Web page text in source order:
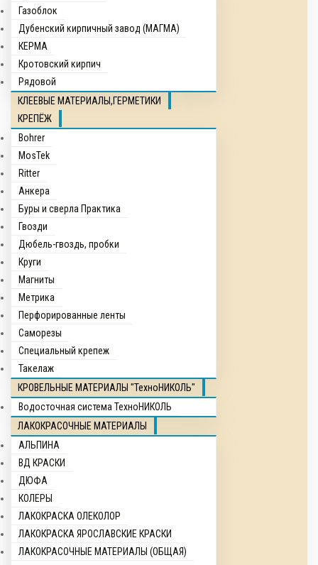
Газоблок
Дубенский кирпичный завод (МАГМА)
КЕРМА
Кротовский кирпич
Рядовой
КЛЕЕВЫЕ МАТЕРИАЛЫ,ГЕРМЕТИКИ
КРЕПЁЖ
Bohrer
MosTek
Ritter
Анкера
Буры и сверла Практика
Гвозди
Дюбель-гвоздь, пробки
Круги
Магниты
Метрика
Перфорированные ленты
Саморезы
Специальный крепеж
Такелаж
КРОВЕЛЬНЫЕ МАТЕРИАЛЫ "ТехноНИКОЛЬ"
Водосточная система ТехноНИКОЛЬ
ЛАКОКРАСОЧНЫЕ МАТЕРИАЛЫ
АЛЬПИНА
ВД КРАСКИ
ДЮФА
КОЛЕРЫ
ЛАКОКРАСКА ОЛЕКОЛОР
ЛАКОКРАСКА ЯРОСЛАВСКИЕ КРАСКИ
ЛАКОКРАСОЧНЫЕ МАТЕРИАЛЫ (ОБЩАЯ)